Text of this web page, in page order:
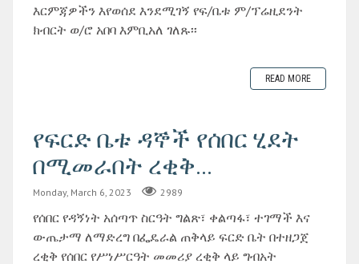
እርምጃዎችን እየወሰደ እንደሚገኝ የፍ/ቤቱ ም/ፕሬዚደንት
ክብርት ወ/ሮ አበባ እምቢአለ ገለጹ፡፡
READ MORE
የፍርድ ቤቱ ዳኞች የሰበር ሂደት
በሚመራበት ረቂቅ...
Monday, March 6, 2023 2989
የሰበር የዳኝነት አሰጣጥ ስርዓት ግልጽ፣ ቀልጣፋ፣ ተገማች እና
ውጤታማ ለማድረግ በፌዴራል ጠቅላይ ፍርድ ቤት በተዘጋጀ
ረቂቅ የሰበር የሥነሥርዓት መመሪያ ረቂቅ ላይ ግብአት